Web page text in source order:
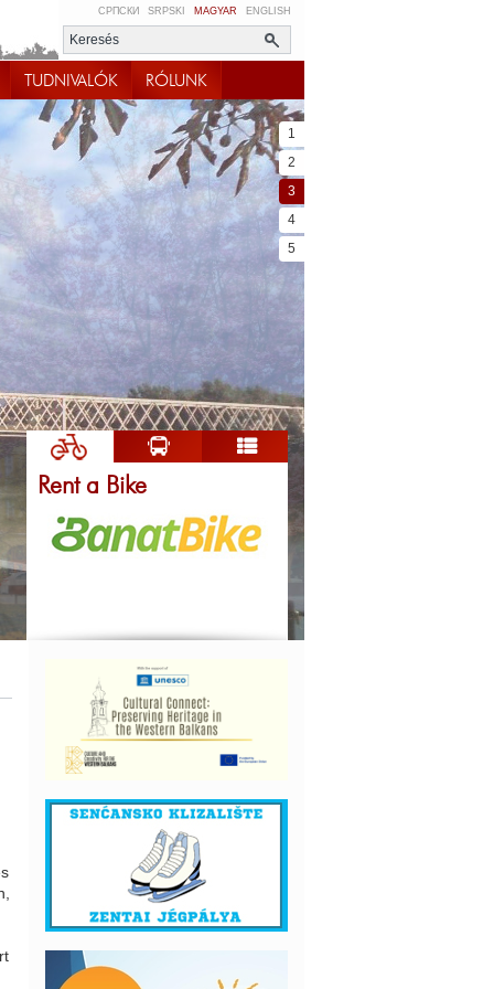
СРПСКИ SRPSKI MAGYAR ENGLISH
TUDNIVALÓK RÓLUNK
1
2
3
4
5
Rent a Bike